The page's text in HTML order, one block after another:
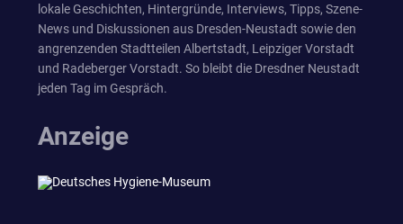
lokale Geschichten, Hintergründe, Interviews, Tipps, Szene-
News und Diskussionen aus Dresden-Neustadt sowie den
angrenzenden Stadtteilen Albertstadt, Leipziger Vorstadt
und Radeberger Vorstadt. So bleibt die Dresdner Neustadt
jeden Tag im Gespräch.
Anzeige